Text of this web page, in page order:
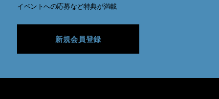
イベントへの応募など特典が満載
新規会員登録